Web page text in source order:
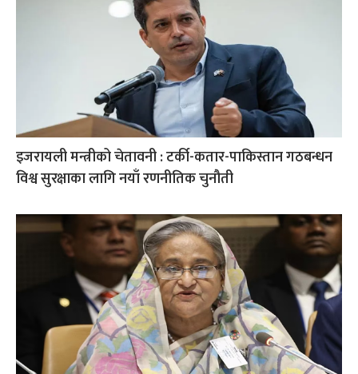
इजरायली मन्त्रीको चेतावनी : टर्की-कतार-पाकिस्तान गठबन्धन
विश्व सुरक्षाका लागि नयाँ रणनीतिक चुनौती